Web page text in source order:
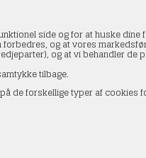
side og for at huske
og at vores
og at vi behandler
tilbage.
de forskellige typer af cookies